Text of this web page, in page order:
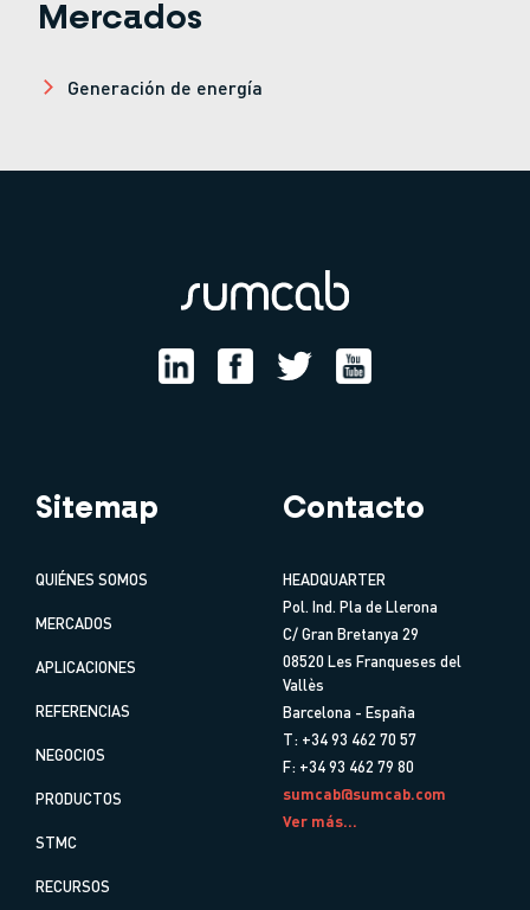
Mercados
Generación de energía
Sitemap
QUIÉNES SOMOS
MERCADOS
APLICACIONES
REFERENCIAS
NEGOCIOS
PRODUCTOS
STMC
RECURSOS
Contacto
HEADQUARTER
Pol. Ind. Pla de Llerona
C/ Gran Bretanya 29
08520 Les Franqueses del
Vallès
Barcelona - España
T: +34 93 462 70 57
F: +34 93 462 79 80
sumcab@sumcab.com
Ver más...